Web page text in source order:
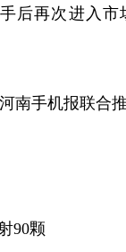
后再次进入
南手机报联合
90颗